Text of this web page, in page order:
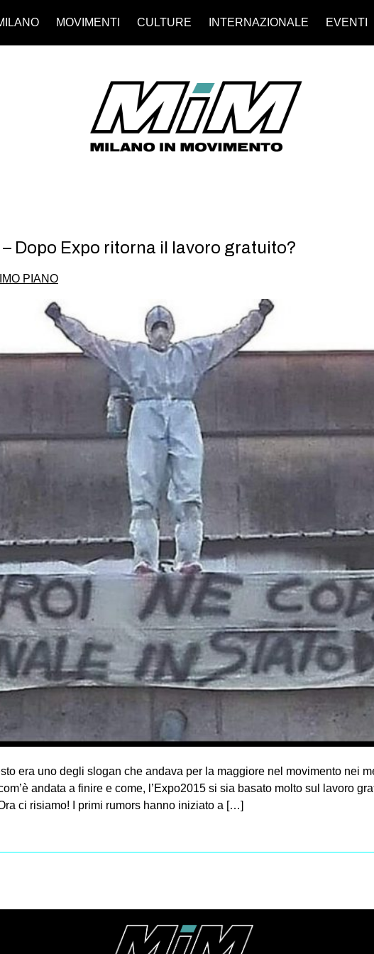
MOVIMENTI CULTURE INTERNAZIONALE EVENTI
Dopo Expo ritorna il lavoro gratuito?
PIANO
era uno degli slogan che andava per la maggiore nel movimento nei
andata a finire e come, l’Expo2015 si sia basato molto sul lavoro
ci risiamo! I primi rumors hanno iniziato a […]